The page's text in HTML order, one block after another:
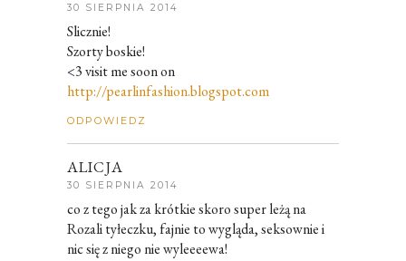
30 SIERPNIA 2014
Slicznie!
Szorty boskie!
<3 visit me soon on
http://pearlinfashion.blogspot.com
ODPOWIEDZ
ALICJA
30 SIERPNIA 2014
co z tego jak za krótkie skoro super leżą na
Rozali tyłeczku, fajnie to wygląda, seksownie i
nic się z niego nie wyleeeewa!